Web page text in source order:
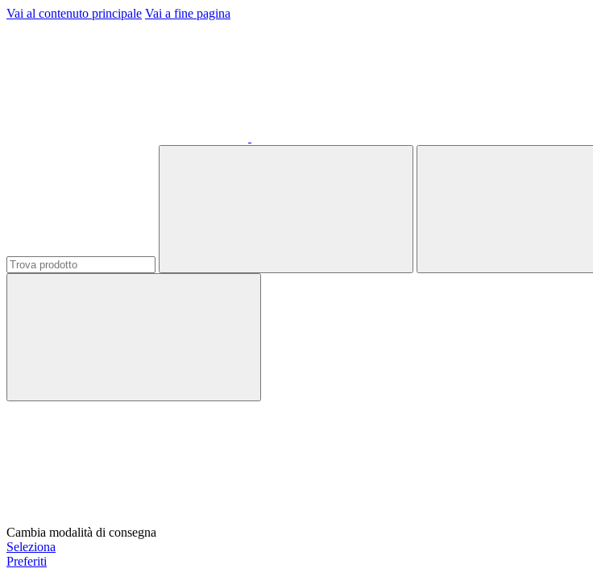
Vai al contenuto principale Vai a fine pagina
Cambia modalità di consegna
Seleziona
Preferiti